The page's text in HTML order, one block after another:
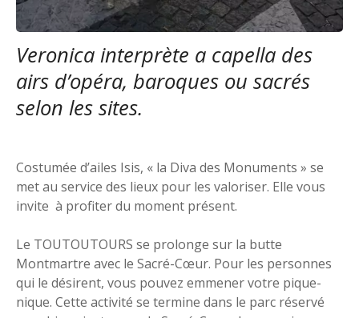
Veronica interprète a capella des
airs d’opéra, baroques ou sacrés
selon les sites.
Costumée d’ailes Isis, « la Diva des Monuments » se
met au service des lieux pour les valoriser. Elle vous
invite à profiter du moment présent.
Le TOUTOUTOURS se prolonge sur la butte
Montmartre avec le Sacré-Cœur. Pour les personnes
qui le désirent, vous pouvez emmener votre pique-
nique. Cette activité se termine dans le parc réservé